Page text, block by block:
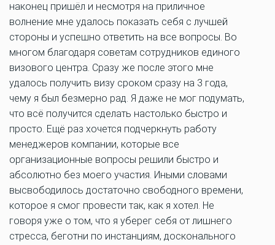
наконец пришёл и несмотря на приличное
волнение мне удалось показать себя с лучшей
стороны и успешно ответить на все вопросы. Во
многом благодаря советам сотрудников единого
визового центра. Сразу же после этого мне
удалось получить визу сроком сразу на 3 года,
чему я был безмерно рад. Я даже не мог подумать,
что всё получится сделать настолько быстро и
просто. Ещё раз хочется подчеркнуть работу
менеджеров компании, которые все
организационные вопросы решили быстро и
абсолютно без моего участия. Иными словами
высвободилось достаточно свободного времени,
которое я смог провести так, как я хотел. Не
говоря уже о том, что я уберег себя от лишнего
стресса, беготни по инстанциям, досконального